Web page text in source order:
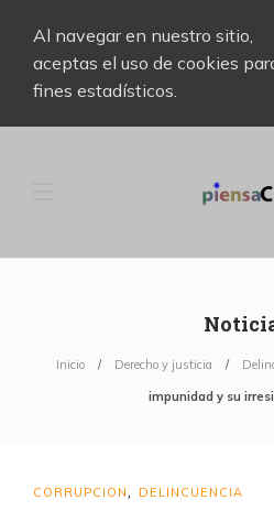
Al navegar en nuestro sitio,
aceptas el uso de cookies
fines estadísticos.
Inicio Derecho y justicia
impunidad y su
CORRUPCION DELINCUENCIA